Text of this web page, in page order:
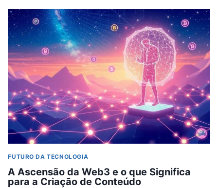
EDUCAÇÃO
EM
PROGRAMAÇÃO:
MAIS
BOOTCAMPS,
MENOS
FACULDADES?
FUTURO DA TECNOLOGIA
A Ascensão da Web3 e o que Significa
para a Criação de Conteúdo